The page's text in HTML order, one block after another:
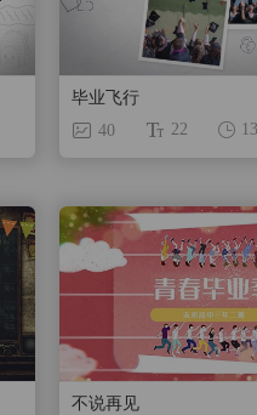
毕业飞行
40
22
不说再见